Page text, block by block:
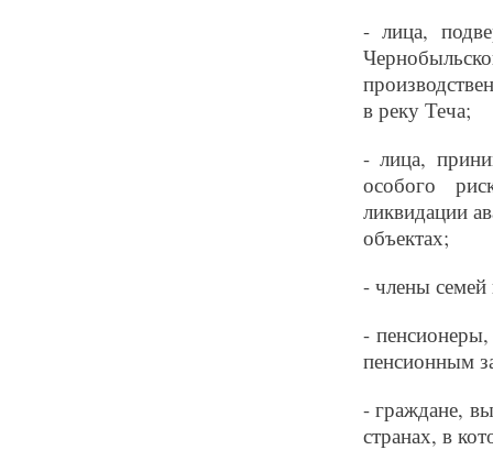
- лица,
в реку Теча;
- лица,
особого
ликвидации
объектах;
- члены
-
пенсионным
- граждане,
странах, в